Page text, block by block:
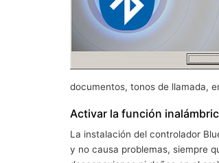
documentos, tonos de llamada,
Activar la función
La instalación del controlador
y no causa problemas, siempre